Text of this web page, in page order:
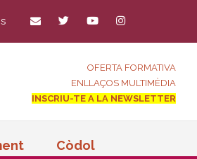
OFERTA FORMATIVA
ENLLAÇOS MULTIMÈDIA
INSCRIU-TE A LA NEWSLETTER
Còdol